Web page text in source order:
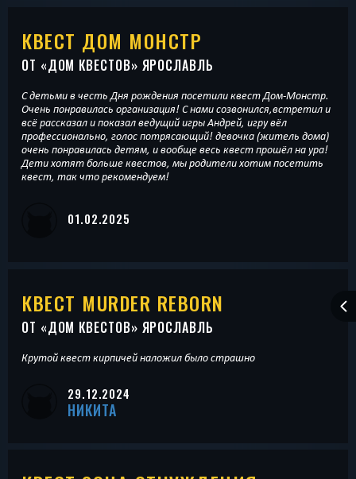
КВЕСТ ДОМ МОНСТР
ОТ «ДОМ КВЕСТОВ» ЯРОСЛАВЛЬ
С детьми в честь Дня рождения посетили квест Дом-Монстр.
Очень понравилась организация! С нами созвонился,встретил и
всё рассказал и показал ведущий игры Андрей, игру вёл
профессионально, голос потрясающий! девочка (житель дома)
очень понравилась детям, и вообще весь квест прошёл на ура!
Дети хотят больше квестов, мы родители хотим посетить
квест, так что рекомендуем!
01.02.2025
КВЕСТ MURDER REBORN
ОТ «ДОМ КВЕСТОВ» ЯРОСЛАВЛЬ
Крутой квест кирпичей наложил было страшно
29.12.2024
НИКИТА